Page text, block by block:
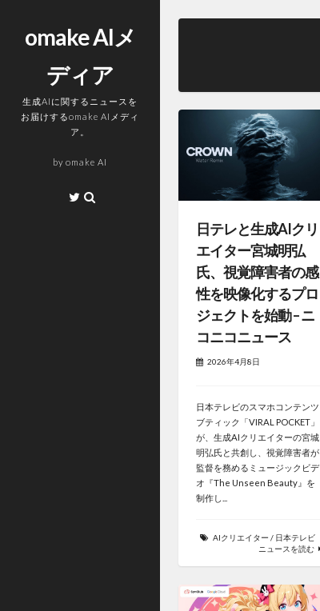
omake AIメ
ディア
生成AIに関するニュースを
お届けするomake AIメディ
ア。
by omake AI
Twitter
日テレと生成AIクリ
エイター宮城明弘
氏、視覚障害者の感
性を映像化するプロ
ジェクトを始動 – ニ
コニコニュース
2026年4月8日
日本テレビのスマホコンテンツ
ブティック「VIRAL POCKET」
が、生成AIクリエイターの宮城
明弘氏と共創し、視覚障害者が
監督を務めるミュージックビデ
オ『The Unseen Beauty』を
制作し...
AIクリエイター / 日本テレビ
ニュースを読む